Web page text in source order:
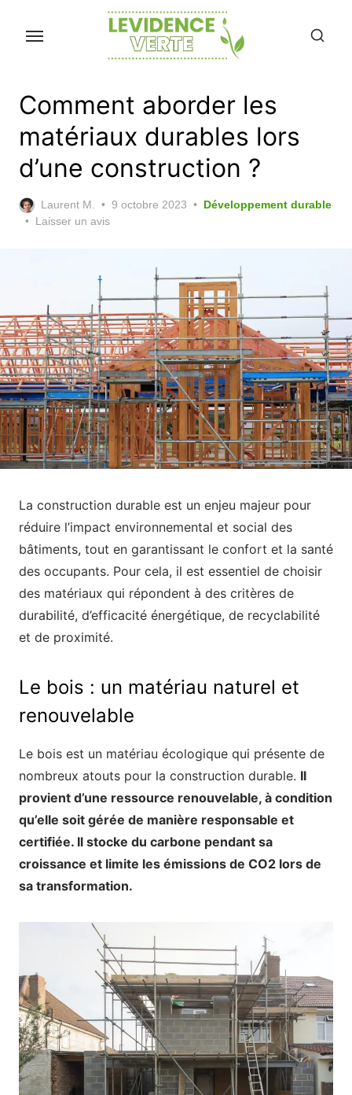
Comment aborder les
matériaux durables lors
d’une construction ?
Laurent M.
Posted
9 octobre 2023
Développement durable
Laisser un avis
La construction durable est un enjeu majeur pour
réduire l’impact environnemental et social des
bâtiments, tout en garantissant le confort et la santé
des occupants. Pour cela, il est essentiel de choisir
des matériaux qui répondent à des critères de
durabilité, d’efficacité énergétique, de recyclabilité
et de proximité.
Le bois : un matériau naturel et
renouvelable
Le bois est un matériau écologique qui présente de
nombreux atouts pour la construction durable. Il
provient d’une ressource renouvelable, à condition
qu’elle soit gérée de manière responsable et
certifiée. Il stocke du carbone pendant sa
croissance et limite les émissions de CO2 lors de
sa transformation.